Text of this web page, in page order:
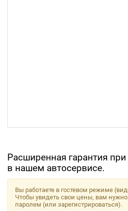
Расширенная гарантия
в нашем автосервисе.
Вы работаете в гостевом режиме
Чтобы увидеть свои цены, вам
паролем (или зарегистрироваться).